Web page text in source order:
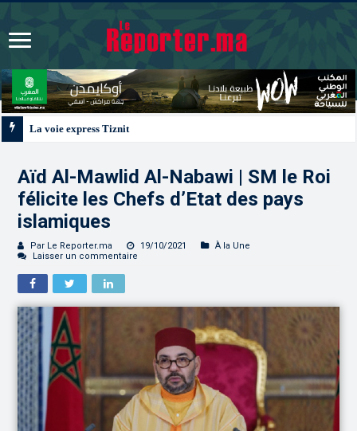
Aïd Al-Mawlid Al-Nabawi | SM le Roi
félicite les Chefs d’Etat des pays
islamiques
Par Le Reporter.ma 19/10/2021
À la Une
Laisser un commentaire